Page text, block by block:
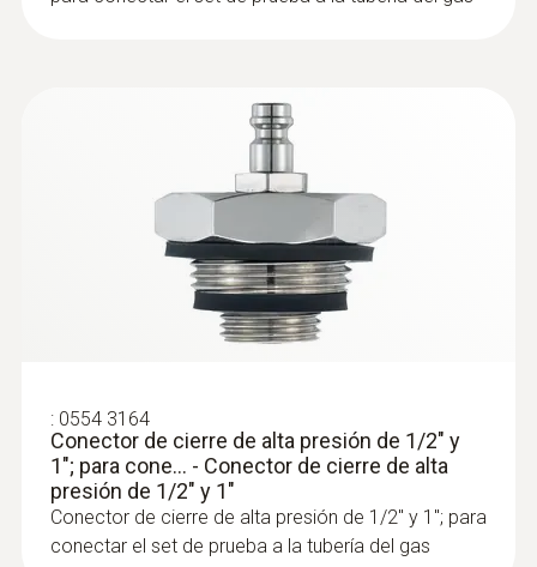
: 0554 3164
Conector de cierre de alta presión de 1/2" y
1"; para cone... - Conector de cierre de alta
presión de 1/2" y 1"
Conector de cierre de alta presión de 1/2" y 1"; para
conectar el set de prueba a la tubería del gas